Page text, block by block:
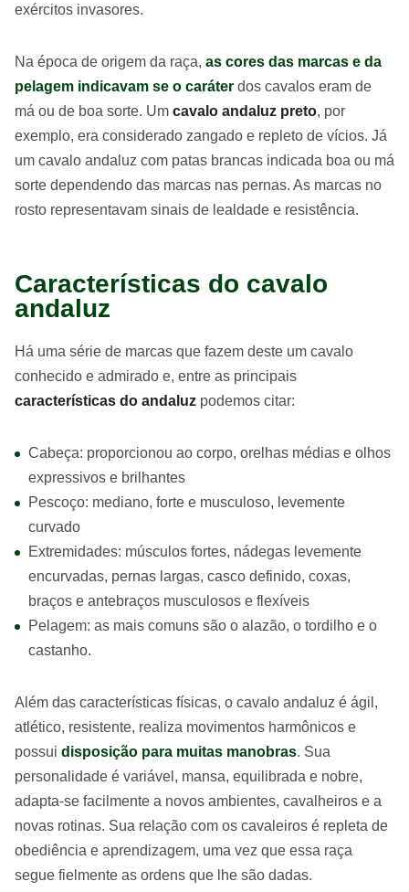
exércitos invasores.
Na época de origem da raça, as cores das marcas e da
pelagem indicavam se o caráter dos cavalos eram de
má ou de boa sorte. Um cavalo andaluz preto, por
exemplo, era considerado zangado e repleto de vícios. Já
um cavalo andaluz com patas brancas indicada boa ou má
sorte dependendo das marcas nas pernas. As marcas no
rosto representavam sinais de lealdade e resistência.
Características do cavalo
andaluz
Há uma série de marcas que fazem deste um cavalo
conhecido e admirado e, entre as principais
características do andaluz podemos citar:
Cabeça: proporcionou ao corpo, orelhas médias e olhos
expressivos e brilhantes
Pescoço: mediano, forte e musculoso, levemente
curvado
Extremidades: músculos fortes, nádegas levemente
encurvadas, pernas largas, casco definido, coxas,
braços e antebraços musculosos e flexíveis
Pelagem: as mais comuns são o alazão, o tordilho e o
castanho.
Além das características físicas, o cavalo andaluz é ágil,
atlético, resistente, realiza movimentos harmônicos e
possui disposição para muitas manobras. Sua
personalidade é variável, mansa, equilibrada e nobre,
adapta-se facilmente a novos ambientes, cavalheiros e a
novas rotinas. Sua relação com os cavaleiros é repleta de
obediência e aprendizagem, uma vez que essa raça
segue fielmente as ordens que lhe são dadas.